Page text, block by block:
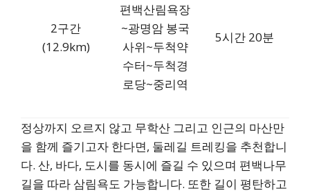
2구간
(12.9km)
편백산림욕장
~광명암 봉국
사위~두척약
수터~두척경
로당~중리역
5시간 20분
정상까지 오르지 않고 무학산 그리고 인근의 마산만
을 함께 즐기고자 한다면, 둘레길 트레킹을 추천합니
다. 산, 바다, 도시를 동시에 즐길 수 있으며 편백나무
길을 따라 삼림욕도 가능합니다. 또한 길이 평탄하고